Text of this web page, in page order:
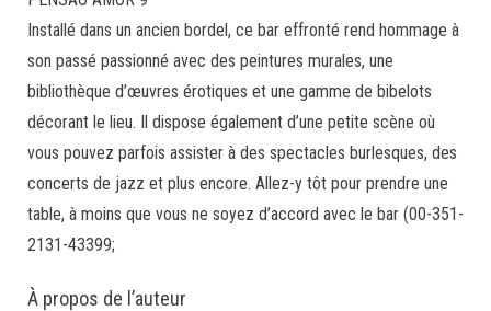
Installé dans un ancien bordel, ce bar effronté rend hommage à
son passé passionné avec des peintures murales, une
bibliothèque d’œuvres érotiques et une gamme de bibelots
décorant le lieu. Il dispose également d’une petite scène où
vous pouvez parfois assister à des spectacles burlesques, des
concerts de jazz et plus encore. Allez-y tôt pour prendre une
table, à moins que vous ne soyez d’accord avec le bar (00-351-
2131-43399;
À propos de l’auteur